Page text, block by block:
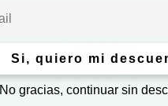
Si, quiero mi
No gracias, continuar sin